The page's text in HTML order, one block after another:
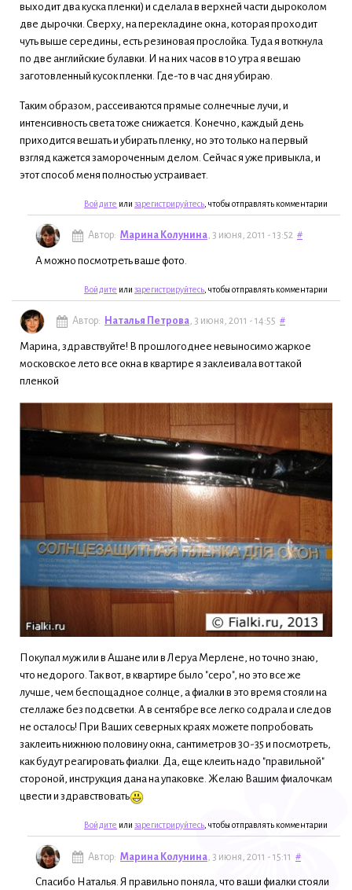
выходит два куска пленки) и сделала в верхней части дыроколом
две дырочки. Сверху, на перекладине окна, которая проходит
чуть выше середины, есть резиновая прослойка. Туда я воткнула
по две английские булавки. И на них часов в 10 утра я вешаю
заготовленный кусок пленки. Где-то в час дня убираю.
Таким образом, рассеиваются прямые солнечные лучи, и
интенсивность света тоже снижается. Конечно, каждый день
приходится вешать и убирать пленку, но это только на первый
взгляд кажется замороченным делом. Сейчас я уже привыкла, и
этот способ меня полностью устраивает.
Войдите или зарегистрируйтесь , чтобы отправлять комментарии
Автор: Марина Колунина, 3 июня, 2011 - 13:52 #
А можно посмотреть ваше фото.
Войдите или зарегистрируйтесь , чтобы отправлять комментарии
Автор: Наталья Петрова, 3 июня, 2011 - 14:55 #
Марина, здравствуйте! В прошлогоднее невыносимо жаркое
московское лето все окна в квартире я заклеивала вот такой
пленкой
Покупал муж или в Ашане или в Леруа Мерлене, но точно знаю,
что недорого. Так вот, в квартире было "серо", но это все же
лучше, чем беспощадное солнце, а фиалки в это время стояли на
стеллаже без подсветки. А в сентябре все легко содрала и следов
не осталось! При Ваших северных краях можете попробовать
заклеить нижнюю половину окна, сантиметров 30-35 и посмотреть,
как будут реагировать фиалки. Да, еще клеить надо "правильной"
стороной, инструкция дана на упаковке. Желаю Вашим фиалочкам
цвести и здравствовать
Войдите или зарегистрируйтесь , чтобы отправлять комментарии
Автор: Марина Колунина , 3 июня, 2011 - 15:11 #
Спасибо Наталья. Я правильно поняла, что ваши фиалки стояли